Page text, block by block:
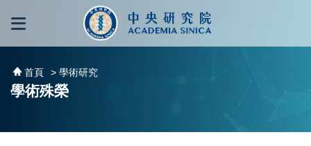
跳到主要內容區塊
首頁 > 學術研究
學術殊榮